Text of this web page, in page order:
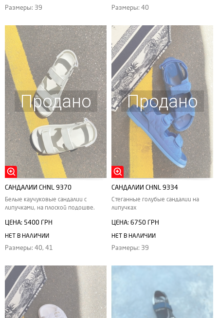
Размеры: 39 Размеры: 40
Продано
САНДАЛИИ CHNL 9370
Белые каучуковые сандалии с
липучками, на плоской подошве.
ЦЕНА: 5400 ГРН
НЕТ В НАЛИЧИИ
Размеры: 40, 41
Продано
САНДАЛИИ CHNL 9334
Стеганные голубые сандалии на
липучках
ЦЕНА: 6750 ГРН
НЕТ В НАЛИЧИИ
Размеры: 39